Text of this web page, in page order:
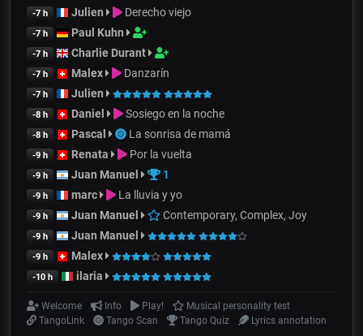
-7 h Julien Derecho viejo
-7 h Paul Kuhn
-7 h Charlie Durant
-7 h Malex Danzarín
-7 h Julien
-8 h Daniel Sosiego en la noche
-8 h Pascal La sonrisa de mamá
-9 h Renata Por la vuelta
-9 h Juan Manuel 1
-9 h marc La lluvia y yo
-9 h Juan Manuel Contemporary, Complex, Joy
-9 h Juan Manuel
-9 h Malex
-10 h ilaria
Welcome Info Play!
Musical personality test
TangoLink
Tango Scan Tango Quiz Lyrics annotation